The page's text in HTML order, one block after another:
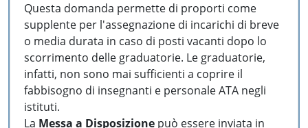
Questa domanda permette di proporti come
supplente per l'assegnazione di incarichi di breve
o media durata in caso di posti vacanti dopo lo
scorrimento delle graduatorie. Le graduatorie,
infatti, non sono mai sufficienti a coprire il
fabbisogno di insegnanti e personale ATA negli
istituti.
La Messa a Disposizione può essere inviata in